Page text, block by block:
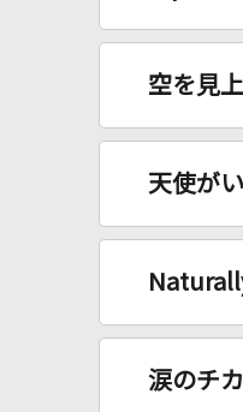
空を見
天使が
涙のチ